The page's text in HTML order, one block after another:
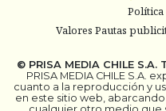
Política
Valores Pautas
© PRISA MEDIA CHILE S.A.
PRISA MEDIA CHILE S.A.
cuanto a la reproducción y
en este sitio web,